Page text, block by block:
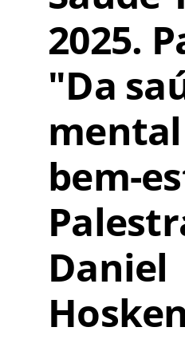
2025.
"Da
bem-
Daniel